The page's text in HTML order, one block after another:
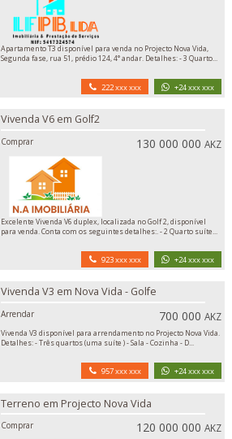
Apartamento T3 disponível para venda no Projecto Nova Vida,
Segunda fase, rua 51, prédio 124, 4° andar. Detalhes: - 3 Quarto...
222 xxx xxx +24 xxx xxx
Vivenda V6 em Golf2
Comprar 130 000 000AKZ
Excelente Vivenda V6 duplex, localizada no Golf 2, disponível
para venda. Conta com os seguintes detalhes:. - 2 Quarto suíte...
923 xxx xxx +24 xxx xxx
Vivenda V3 em Nova Vida - Golfe
Arrendar 700 000AKZ
Vivenda V3 disponível para arrendamento no Projecto Nova Vida.
Detalhes: - Três quartos (uma suíte ) - Sala - Cozinha - D...
957 xxx xxx +24 xxx xxx
Terreno em Projecto Nova Vida
Comprar 120 000 000AKZ